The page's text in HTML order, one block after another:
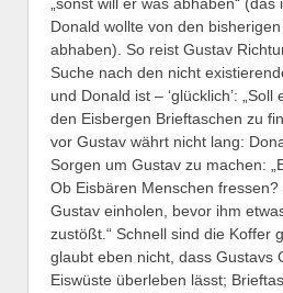
„sonst will er was abhaben“ (das
Donald wollte von den
abhaben). So reist Gustav
Suche nach den nicht
und Donald ist – ‘glücklich’:
den Eisbergen Brieftaschen zu
vor Gustav währt nicht lang:
Sorgen um Gustav zu machen:
Ob Eisbären Menschen
Gustav einholen, bevor ihm
zustößt.“ Schnell sind die Koffer
glaubt eben nicht, dass Gustavs
Eiswüste überleben lässt;